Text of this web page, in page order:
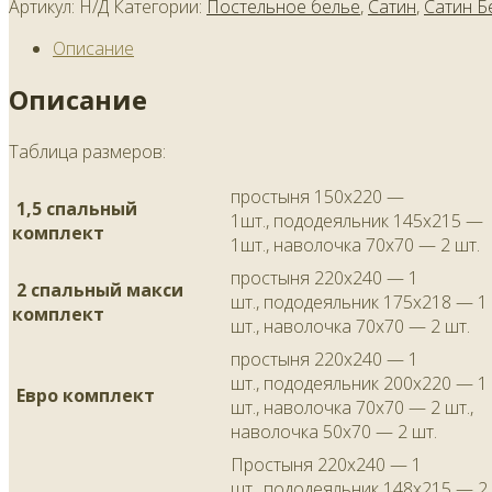
Артикул: Н/Д Категории: Постельное белье, Сатин, Сатин
Описание
Описание
Таблица размеров:
1,5 спальный
комплект
простыня 150х220 —
1шт., пододеяльник 145х215 —
1шт., наволочка 70х70 — 2 шт.
2 спальный макси
комплект
простыня 220х240 — 1
шт., пододеяльник 175х218 — 1
шт., наволочка 70х70 — 2 шт.
Евро комплект
простыня 220х240 — 1
шт., пододеяльник 200х220 — 1
шт., наволочка 70х70 — 2 шт.,
наволочка 50х70 — 2 шт.
Простыня 220х240 — 1